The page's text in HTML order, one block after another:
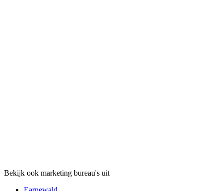
Bekijk ook marketing bureau's uit